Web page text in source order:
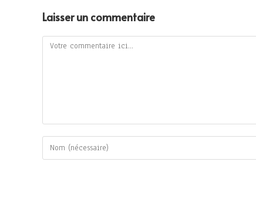
Laisser un commentaire